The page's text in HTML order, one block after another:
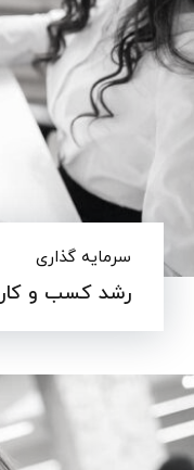
سرمایه گذاری
رشد کسب و کار